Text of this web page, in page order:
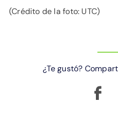
(Crédito de la foto: UTC)
¿Te gustó?